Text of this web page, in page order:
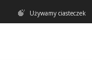
Używamy ciasteczek